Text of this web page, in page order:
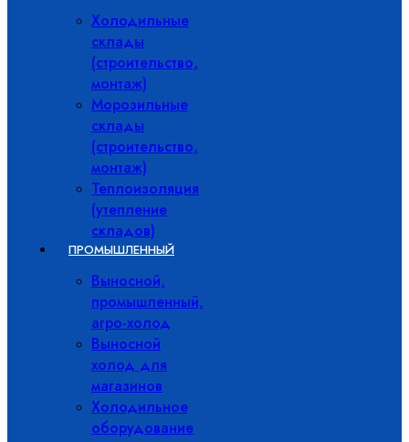
Холодильные
склады
(строительство,
монтаж)
Морозильные
склады
(строительство,
монтаж)
Теплоизоляция
(утепление
складов)
ПРОМЫШЛЕННЫЙ
Выносной,
промышленный,
агро-холод
Выносной
холод для
магазинов
Холодильное
оборудование